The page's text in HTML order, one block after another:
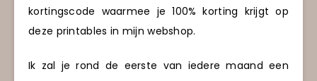
kortingscode waarmee je 100% korting krijgt op
deze printables in mijn webshop.
Ik zal je rond de eerste van iedere maand een